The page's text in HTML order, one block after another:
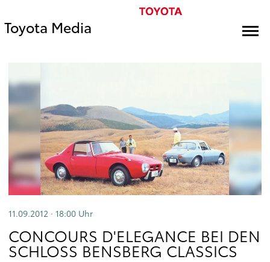
Toyota Media
11.09.2012 · 18:00 Uhr
CONCOURS D'ELEGANCE BEI DEN
SCHLOSS BENSBERG CLASSICS